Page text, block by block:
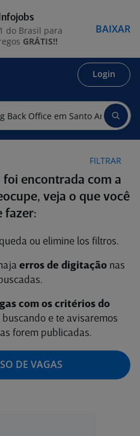
Login
FILTRAR
foi encontrada com a
veja o que você
fazer:
ou elimine los filtros.
erros de digitação nas
com os critérios do
e te avisaremos
forem publicadas.
DE VAGAS
do Brasil para
GRÁTIS!!
BAIXAR